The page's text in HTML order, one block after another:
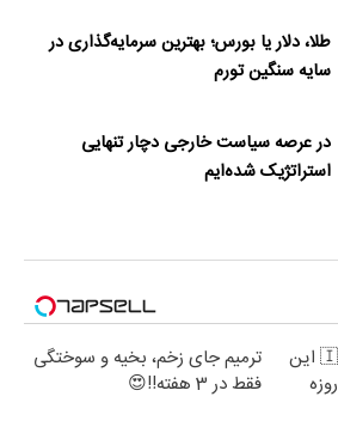
طلا، دلار یا بورس؛ بهترین سرمایه‌گذاری در
سایه سنگین تورم
در عرصه سیاست خارجی دچار تنهایی
استراتژیک شده‌ایم
برای اولین بار در ایران🇮🇷 این
دکتر کرم ترمیم کننده 23 روزه
ترمیم جای زخم، بخیه و سوختگی
فقط در 3 هفته!!😍